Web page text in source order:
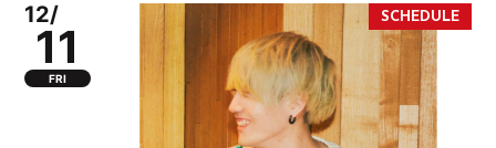
12/
11
FRI